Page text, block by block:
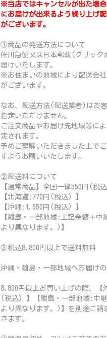
※当店ではキャンセルが出た場
にお届けが出来るよう繰り上げ
がございます。
①商品の発送方法について
佐川急便又は日本郵政(クリック
届けいたします。
※お住まいの地域により配送会
がございます。
なお、配送方法(配送業者)はお
指定いただけません。
ご注文商品やお届け先地域等に
定されます。
予めご理解いただきました上で
すようお願いいたします。
②配送料について
【通常商品】全国一律550円(税
【北海道:770円(税込) 】
【沖縄:1,650円(税込) 】
【離島・一部地域:上記金額＋
より異なります。)】
③税込8,800円以上で送料無料
沖縄・離島・一部地域へお届け
8,800円以上お買い上げの際、【
(税込) 】【離島・一部地域:中
より異なります。)】を別途ご請
きます。